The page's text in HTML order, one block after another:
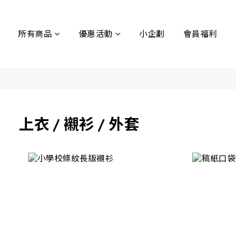
所有商品 優惠活動 小企劃 會員福利
上衣 / 襯衫 / 外套